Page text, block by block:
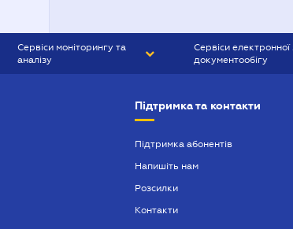
Сервіси моніторингу та
аналізу
Сервіси електронної
документообігу
Підтримка та контакти
Підтримка абонентів
Напишіть нам
Розсилки
Контакти